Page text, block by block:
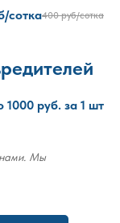
сотка400 руб/сотка
1000 руб. за 1 шт
нами. Мы